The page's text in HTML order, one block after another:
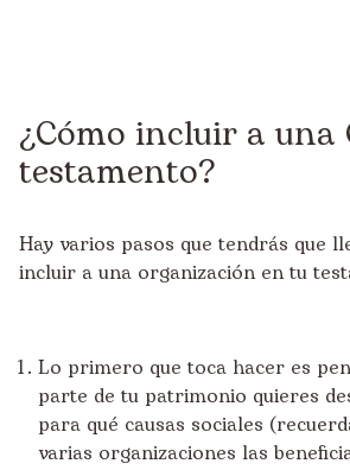
¿Cómo incluir a una
testamento?
Hay varios pasos que tendrás que
incluir a una organización en tu
Lo primero que toca hacer es
parte de tu patrimonio quieres
para qué causas sociales
varias organizaciones las